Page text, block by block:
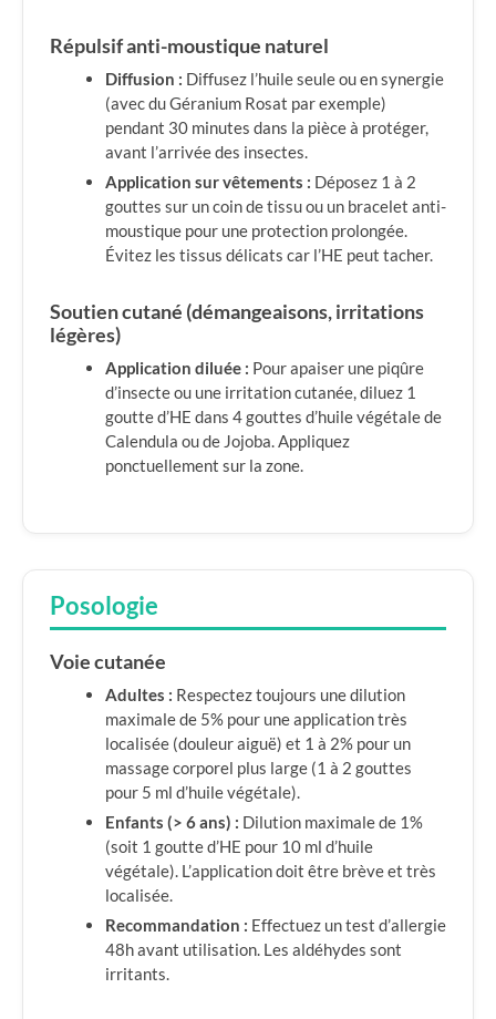
Répulsif anti-moustique naturel
Diffusion : Diffusez l’huile seule ou en synergie
(avec du Géranium Rosat par exemple)
pendant 30 minutes dans la pièce à protéger,
avant l’arrivée des insectes.
Application sur vêtements : Déposez 1 à 2
gouttes sur un coin de tissu ou un bracelet anti-
moustique pour une protection prolongée.
Évitez les tissus délicats car l’HE peut tacher.
Soutien cutané (démangeaisons, irritations
légères)
Application diluée : Pour apaiser une piqûre
d’insecte ou une irritation cutanée, diluez 1
goutte d’HE dans 4 gouttes d’huile végétale de
Calendula ou de Jojoba. Appliquez
ponctuellement sur la zone.
Posologie
Voie cutanée
Adultes : Respectez toujours une dilution
maximale de 5% pour une application très
localisée (douleur aiguë) et 1 à 2% pour un
massage corporel plus large (1 à 2 gouttes
pour 5 ml d’huile végétale).
Enfants (> 6 ans) : Dilution maximale de 1%
(soit 1 goutte d’HE pour 10 ml d’huile
végétale). L’application doit être brève et très
localisée.
Recommandation : Effectuez un test d’allergie
48h avant utilisation. Les aldéhydes sont
irritants.